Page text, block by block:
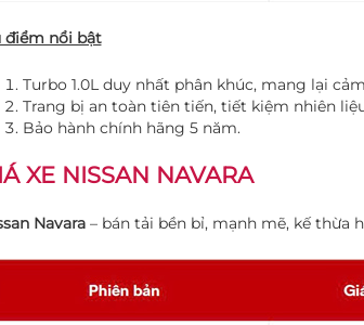
điểm nổi bật
Turbo 1.0L duy nhất phân khúc, mang lại
Trang bị an toàn tiên tiến, tiết kiệm nhiên
Bảo hành chính hãng 5 năm.
XE NISSAN NAVARA
Navara– bán tải bền bỉ, mạnh mẽ, kế thừa